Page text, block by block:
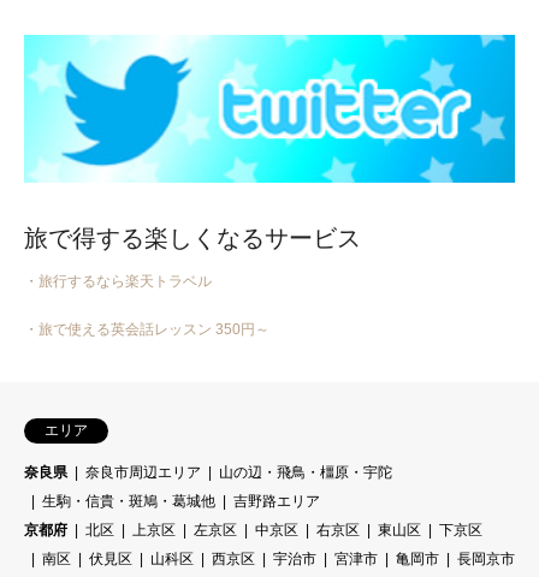
旅で得する楽しくなるサービス
・旅行するなら楽天トラベル
・旅で使える英会話レッスン 350円～
エリア
奈良県 奈良市周辺エリア
山の辺・飛鳥・橿原・宇陀
生駒・信貴・斑鳩・葛城他
吉野路エリア
京都府
北区 上京区 左京区 中京区 右京区 東山区
下京区
南区
伏見区 山科区 西京区 宇治市 宮津市 亀岡市
長岡京市